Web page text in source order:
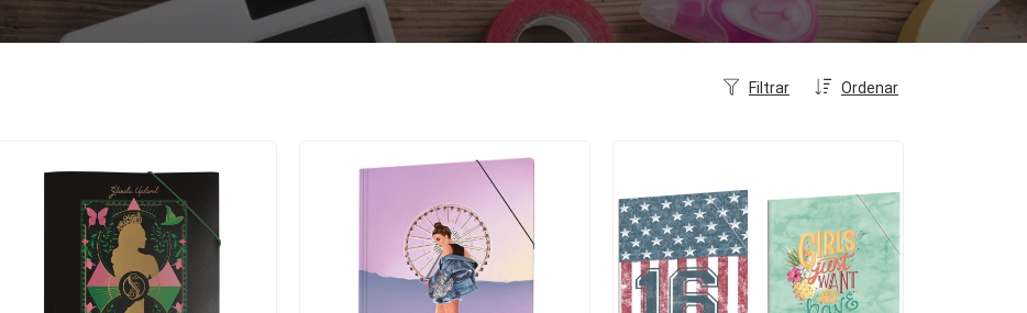
Ordenar
Filtrar